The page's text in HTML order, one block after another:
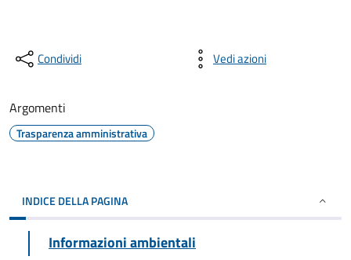
Condividi Vedi azioni
Argomenti
Trasparenza amministrativa
INDICE DELLA PAGINA
Informazioni ambientali